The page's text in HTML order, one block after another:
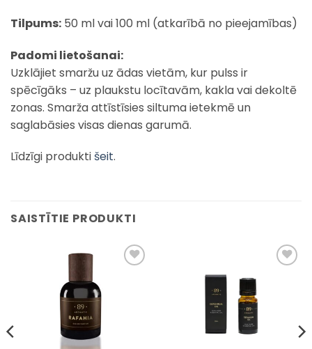
Tilpums: 50 ml vai 100 ml (atkarībā no pieejamības)
Padomi lietošanai:
Uzklājiet smaržu uz ādas vietām, kur pulss ir
spēcīgāks – uz plaukstu locītavām, kakla vai dekoltē
zonas. Smarža attīstīsies siltuma ietekmē un
saglabāsies visas dienas garumā.
Līdzīgi produkti šeit.
SAISTĪTIE PRODUKTI
sarakstam
sarakstam